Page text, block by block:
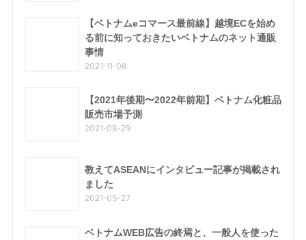
【ベトナムeコマース最前線】越境ECを始め
る前に知っておきたいベトナムのネット通販
事情
2021-11-08
【2021年後期〜2022年前期】ベトナム化粧品
販売市場予測
2021-08-29
教えてASEANにインタビュー記事が掲載され
ました
2021-05-27
ベトナムWEB広告の終焉と、一般人を使った